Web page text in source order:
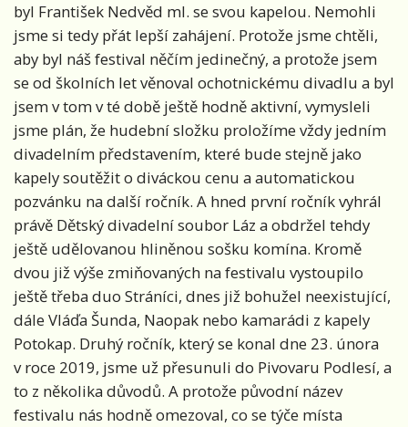
byl František Nedvěd ml. se svou kapelou. Nemohli
jsme si tedy přát lepší zahájení. Protože jsme chtěli,
aby byl náš festival něčím jedinečný, a protože jsem
se od školních let věnoval ochotnickému divadlu a byl
jsem v tom v té době ještě hodně aktivní, vymysleli
jsme plán, že hudební složku proložíme vždy jedním
divadelním představením, které bude stejně jako
kapely soutěžit o diváckou cenu a automatickou
pozvánku na další ročník. A hned první ročník vyhrál
právě Dětský divadelní soubor Láz a obdržel tehdy
ještě udělovanou hliněnou sošku komína. Kromě
dvou již výše zmiňovaných na festivalu vystoupilo
ještě třeba duo Stráníci, dnes již bohužel neexistující,
dále Vláďa Šunda, Naopak nebo kamarádi z kapely
Potokap. Druhý ročník, který se konal dne 23. února
v roce 2019, jsme už přesunuli do Pivovaru Podlesí, a
to z několika důvodů. A protože původní název
festivalu nás hodně omezoval, co se týče místa